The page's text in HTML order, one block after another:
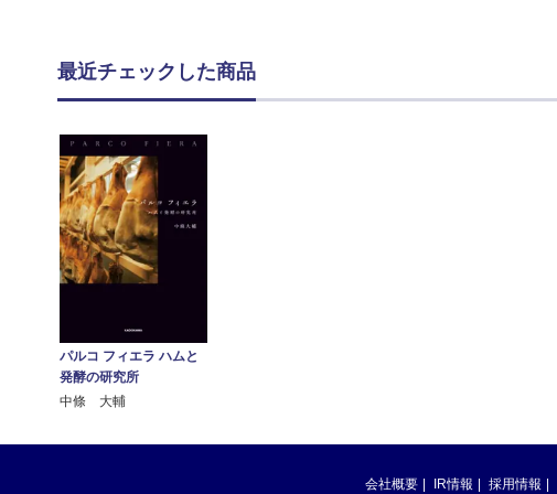
最近チェックした商品
パルコ フィエラ ハムと
発酵の研究所
中條 大輔
会社概要 IR情報 採用情報